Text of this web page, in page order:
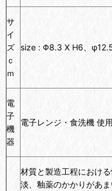
サ
イ
ズ
ｃ
ｍ
size : Φ8.3 X H6、
電
子
機
器
電子レンジ・食洗機 使
材質と製造工程におけ
淡、釉薬のかかりがあ